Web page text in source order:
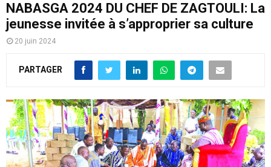
NABASGA 2024 DU CHEF DE ZAGTOULI: La
jeunesse invitée à s’approprier sa culture
20 juin 2024
PARTAGER